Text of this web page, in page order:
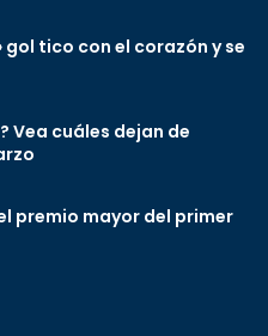
tico con el corazón y se
Vea cuáles dejan de
premio mayor del primer